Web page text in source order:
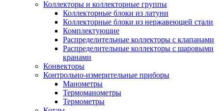
Коллекторы и коллекторные группы
Коллекторные блоки из латуни
Коллекторные блоки из нержавеющей стали
Комплектующие
Распределительные коллекторы с клапанами
Распределительные коллекторы с шаровыми
кранами
Конвекторы
Контрольно-измерительные приборы
Манометры
Термоманометры
Термометры